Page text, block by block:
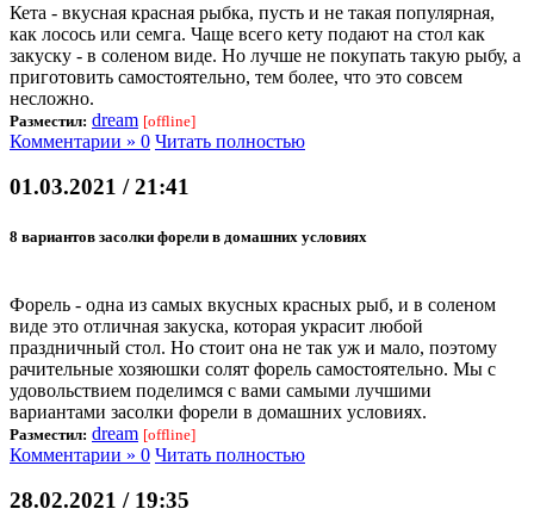
Кета - вкусная красная рыбка, пусть и не такая популярная,
как лосось или семга. Чаще всего кету подают на стол как
закуску - в соленом виде. Но лучше не покупать такую рыбу, а
приготовить самостоятельно, тем более, что это совсем
несложно.
Разместил: dream [offline]
Комментарии » 0 Читать полностью
01.03.2021 / 21:41
8 вариантов засолки форели в домашних условиях
Форель - одна из самых вкусных красных рыб, и в соленом
виде это отличная закуска, которая украсит любой
праздничный стол. Но стоит она не так уж и мало, поэтому
рачительные хозяюшки солят форель самостоятельно. Мы с
удовольствием поделимся с вами самыми лучшими
вариантами засолки форели в домашних условиях.
Разместил: dream [offline]
Комментарии » 0 Читать полностью
28.02.2021 / 19:35